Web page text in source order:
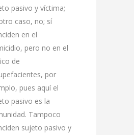
pasivo y víctima;
caso, no; sí
en el
pero no en el
de
por
pues aquí el
pasivo es la
Tampoco
sujeto pasivo y